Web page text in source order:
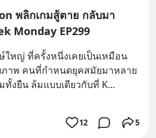
พลิกเกมสู้ตาย กลับมา
Monday EP299
หญ่ ที่ครั้งหนึ่งเคยเป็นเหมือน
ภาพ คนที่กำหนดยุคสมัยมาหลาย
ทั้งยืน ล้มแบบเดียวกับที่ K...
12 5